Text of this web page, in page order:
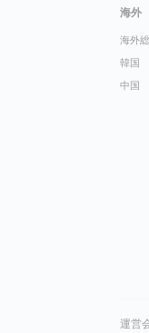
海外
海外
韓国
中国
運営